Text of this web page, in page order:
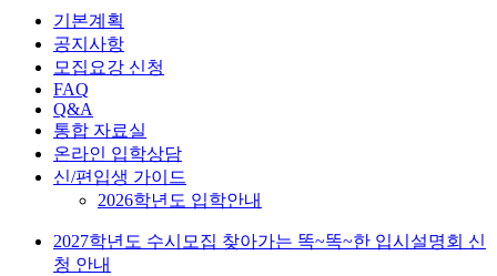
기본계획
공지사항
모집요강 신청
FAQ
Q&A
통합 자료실
온라인 입학상담
신/편입생 가이드
2026학년도 입학안내
2027학년도 수시모집 찾아가는 똑~똑~한 입시설명회 신
청 안내